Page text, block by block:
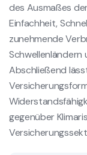
des Ausmaßes
Einfachheit,
zunehmende
Schwellenländern
Abschließend
gegenüber